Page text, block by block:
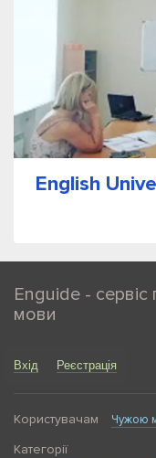
English
Enguide - сервіс
мови
Вхід Реєстрація
Користувачам Чужою
Категорії